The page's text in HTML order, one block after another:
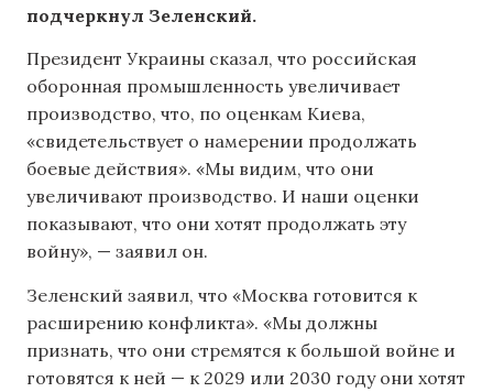
подчеркнул Зеленский.
Президент Украины сказал, что российская
оборонная промышленность увеличивает
производство, что, по оценкам Киева,
«свидетельствует о намерении продолжать
боевые действия». «Мы видим, что они
увеличивают производство. И наши оценки
показывают, что они хотят продолжать эту
войну», — заявил он.
Зеленский заявил, что «Москва готовится к
расширению конфликта». «Мы должны
признать, что они стремятся к большой войне и
готовятся к ней — к 2029 или 2030 году они хотят